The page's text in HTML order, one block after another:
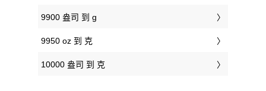
9900 盎司 到 g
9950 oz 到 克
10000 盎司 到 克